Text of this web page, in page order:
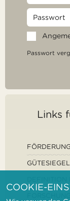
Passwort
Links
GÜTESIEGEL
COOKIE-